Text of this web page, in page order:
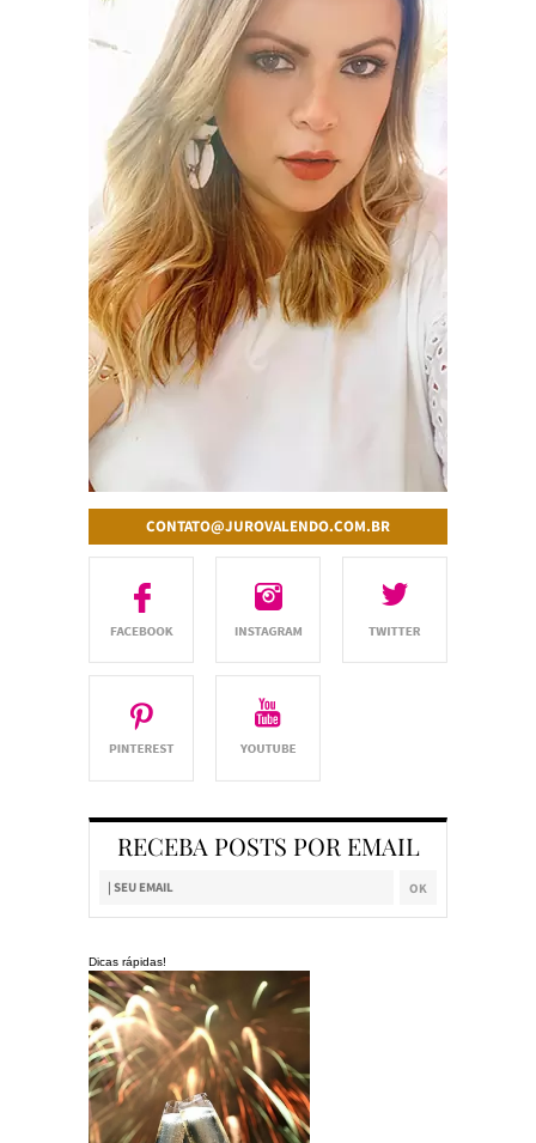
CONTATO@JUROVALENDO.COM.BR
RECEBA POSTS POR EMAIL
Dicas rápidas!